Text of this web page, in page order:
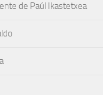
de Paúl Ikastetxea